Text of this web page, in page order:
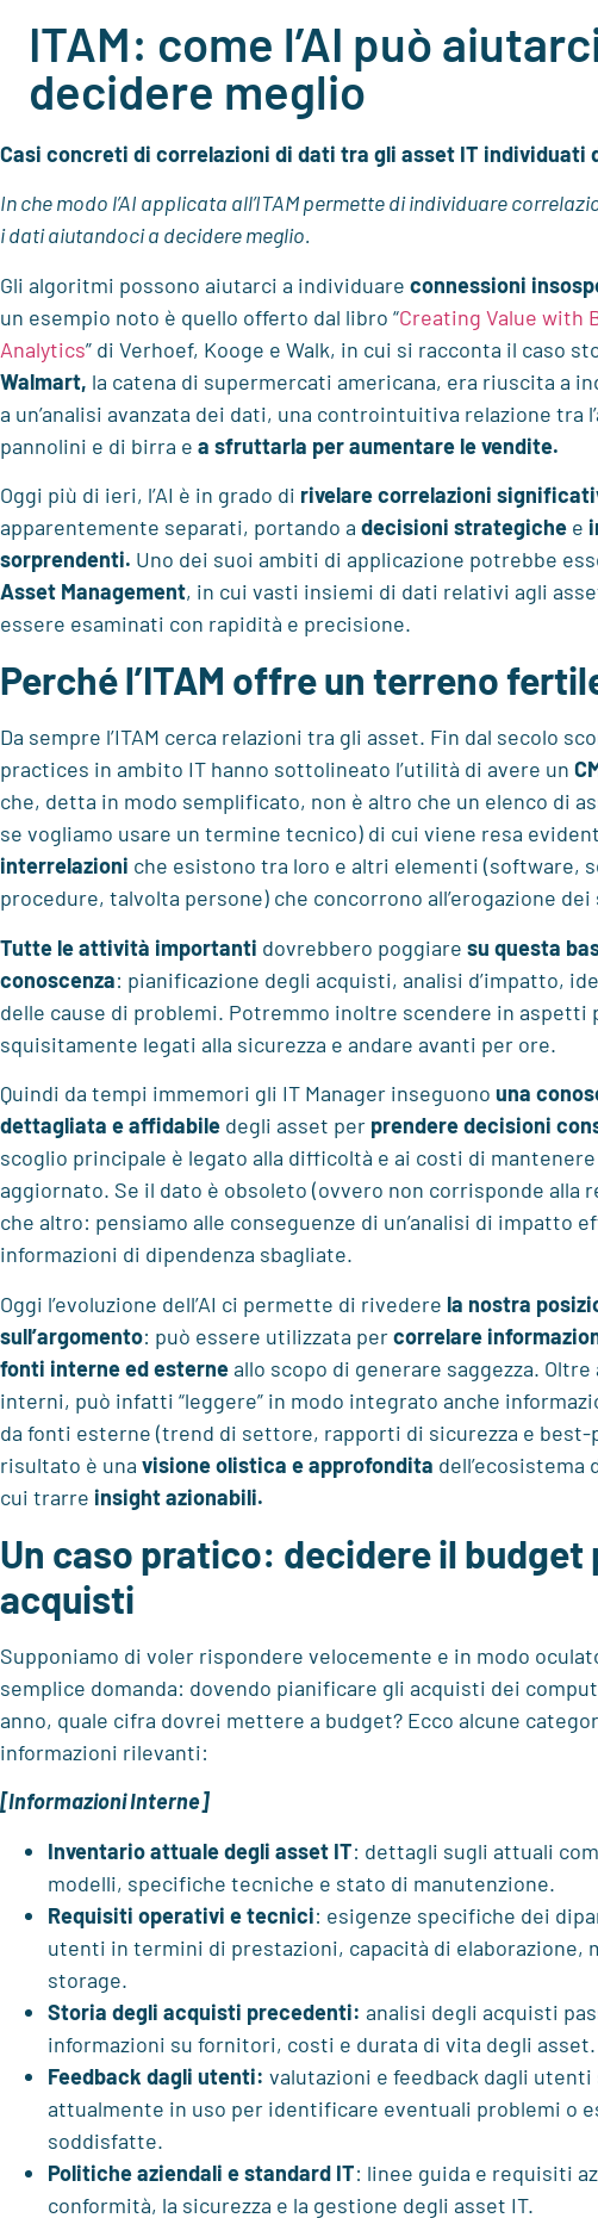
ITAM: come l’AI può
decidere meglio
Casi concreti di correlazioni di dati tra gli asset IT individuati
In che modo l’AI applicata all’ITAM permette di individuare
i dati aiutandoci a decidere meglio.
Gli algoritmi possono aiutarci a individuare connessioni
un esempio noto è quello offerto dal libro “Creating Value with
Analytics” di Verhoef, Kooge e Walk, in cui si racconta il caso
Walmart, la catena di supermercati americana, era riuscita a
a un’analisi avanzata dei dati, una controintuitiva relazione tra
pannolini e di birra e a sfruttarla per aumentare le vendite.
Oggi più di ieri, l’AI è in grado di rivelare correlazioni
apparentemente separati, portando a decisioni strategiche e
sorprendenti. Uno dei suoi ambiti di applicazione potrebbe
Asset Management, in cui vasti insiemi di dati relativi agli
essere esaminati con rapidità e precisione.
Perché l’ITAM offre un terreno
Da sempre l’ITAM cerca relazioni tra gli asset. Fin dal secolo
practices in ambito IT hanno sottolineato l’utilità di avere un
che, detta in modo semplificato, non è altro che un elenco di
se vogliamo usare un termine tecnico) di cui viene resa
interrelazioni che esistono tra loro e altri elementi (software,
procedure, talvolta persone) che concorrono all’erogazione dei
Tutte le attività importanti dovrebbero poggiare su questa
conoscenza: pianificazione degli acquisti, analisi d’impatto,
delle cause di problemi. Potremmo inoltre scendere in aspetti
squisitamente legati alla sicurezza e andare avanti per ore.
Quindi da tempi immemori gli IT Manager inseguono una
dettagliata e affidabile degli asset per prendere decisioni
scoglio principale è legato alla difficoltà e ai costi di mantenere
aggiornato. Se il dato è obsoleto (ovvero non corrisponde alla
che altro: pensiamo alle conseguenze di un’analisi di impatto
informazioni di dipendenza sbagliate.
Oggi l’evoluzione dell’AI ci permette di rivedere la nostra
sull’argomento: può essere utilizzata percorrelare
fonti interne ed esterneallo scopo di generare saggezza.
interni, può infatti “leggere” in modo integrato anche
da fonti esterne (trend di settore, rapporti di sicurezza e best-
risultato è una visione olistica e approfondita dell’ecosistema
cui trarre insight azionabili.
Un caso pratico: decidere il budget
acquisti
Supponiamo di voler rispondere velocemente e in modo
semplice domanda: dovendo pianificare gli acquisti dei
anno, quale cifra dovrei mettere a budget? Ecco alcune
informazioni rilevanti:
[Informazioni Interne]
Inventario attuale degli asset IT: dettagli sugli attuali
modelli, specifiche tecniche e stato di manutenzione.
Requisiti operativi e tecnici: esigenze specifiche dei
utenti in termini di prestazioni, capacità di elaborazione,
storage.
Storia degli acquisti precedenti: analisi degli acquisti
informazioni su fornitori, costi e durata di vita degli asset.
Feedback dagli utenti: valutazioni e feedback dagli
attualmente in uso per identificare eventuali problemi o
soddisfatte.
Politiche aziendali e standard IT: linee guida e requisiti
conformità, la sicurezza e la gestione degli asset IT.